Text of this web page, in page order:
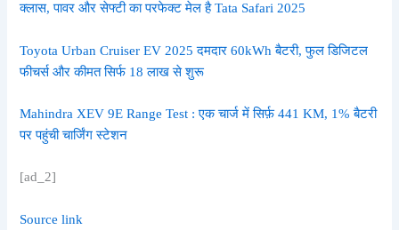
क्लास, पावर और सेफ्टी का परफेक्ट मेल है Tata Safari 2025
Toyota Urban Cruiser EV 2025 दमदार 60kWh बैटरी, फुल डिजिटल
फीचर्स और कीमत सिर्फ 18 लाख से शुरू
Mahindra XEV 9E Range Test : एक चार्ज में सिर्फ़ 441 KM, 1% बैटरी
पर पहुंची चार्जिंग स्टेशन
[ad_2]
Source link